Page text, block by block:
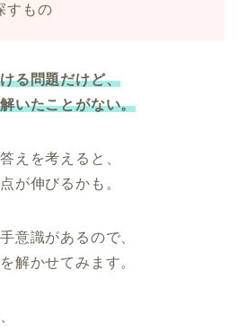
すもの
る問題だけど、
いたことがない。
えを考えると、
が伸びるかも。
意識があるので、
解かせてみます。